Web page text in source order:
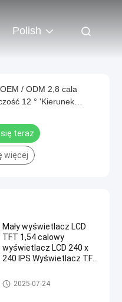
Polish
/ ODM 2,8 cala
12 ° 'Kierunek
teraz
więcej
Mały wyświetlacz LCD
TFT 1,54 calowy
wyświetlacz LCD 240 x
240 IPS Wyświetlacz TFT
Moduł TFT LCD
2025-07-24